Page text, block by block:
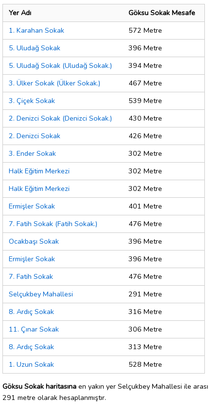
Yer Adı
Göksu Sokak Mesafe
1. Karahan Sokak
572 Metre
5. Uludağ Sokak
396 Metre
5. Uludağ Sokak (Uludağ Sokak.)
394 Metre
3. Ülker Sokak (Ülker Sokak.)
467 Metre
3. Çiçek Sokak
539 Metre
2. Denizci Sokak (Denizci Sokak.)
430 Metre
2. Denizci Sokak
426 Metre
3. Ender Sokak
302 Metre
Halk Eğitim Merkezi
302 Metre
Halk Eğitim Merkezi
302 Metre
Ermişler Sokak
401 Metre
7. Fatih Sokak (Fatih Sokak.)
476 Metre
Ocakbaşı Sokak
396 Metre
Ermişler Sokak
396 Metre
7. Fatih Sokak
476 Metre
Selçukbey Mahallesi
291 Metre
8. Ardıç Sokak
316 Metre
11. Çınar Sokak
306 Metre
8. Ardıç Sokak
313 Metre
1. Uzun Sokak
528 Metre
Göksu Sokak haritasına en yakın yer Selçukbey Mahallesi ile arası
291 metre olarak hesaplanmıştır.